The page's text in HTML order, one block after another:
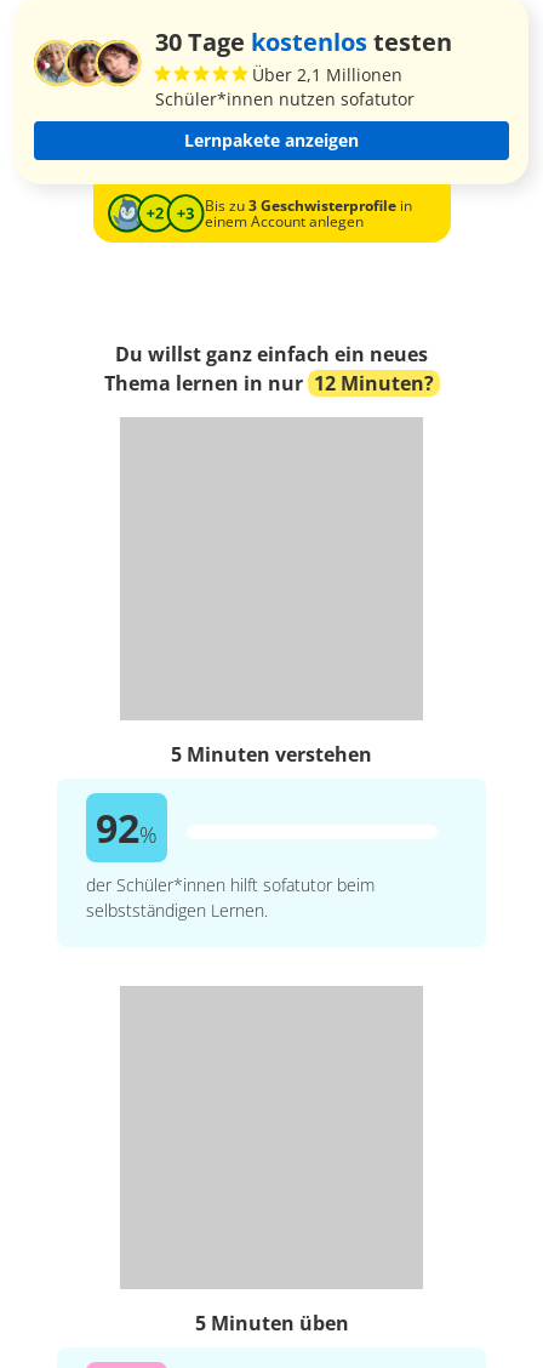
30 Tage kostenlostesten
Über 2,1 Millionen
Schüler*innen nutzen sofatutor
Lernpakete anzeigen
Bis zu3 Geschwisterprofilein
einem Account anlegen
Du willst ganz einfach ein neues
Thema lernen in nur 12 Minuten?
5 Minuten verstehen
92%
der Schüler*innen hilft sofatutor beim
selbstständigen Lernen.
5 Minuten üben